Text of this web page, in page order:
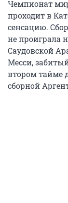
Чемпионат
проходит в
сенсацию.
не проиграла
Саудовской
Месси,
втором тайме
сборной